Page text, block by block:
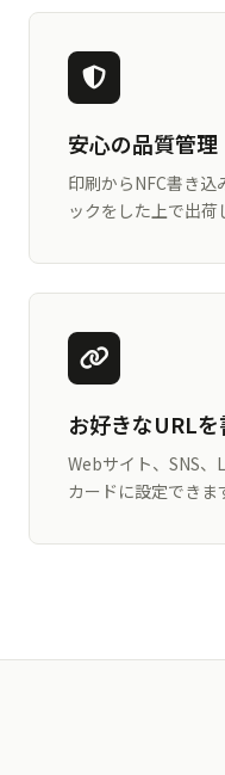
安心の品質管理
印刷からNFC書き
ックをした上で出荷
お好きなURL
Webサイト、SNS、
カードに設定できま